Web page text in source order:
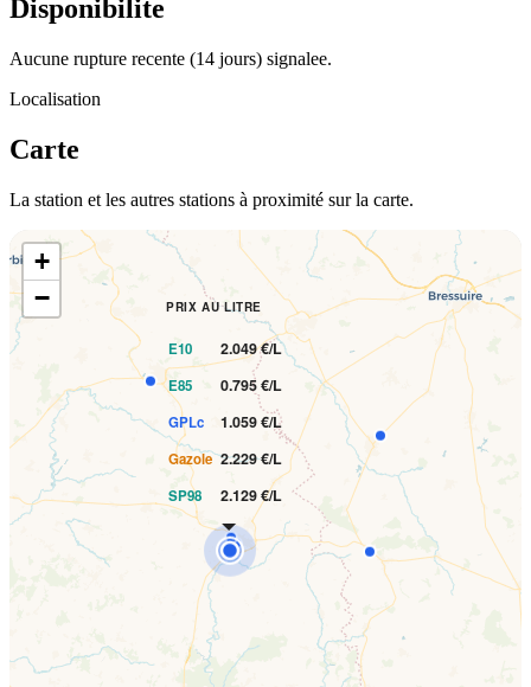
Disponibilite
Aucune rupture recente (14 jours) signalee.
Localisation
Carte
La station et les autres stations à proximité sur la carte.
PRIX AU LITRE
E10 2.049 €/L
E85 0.795 €/L
GPLc 1.059 €/L
Gazole 2.229 €/L
SP98 2.129 €/L
+
−